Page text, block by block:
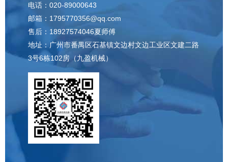
电话：020-89000643
邮箱：1795770356@qq.com
售后：18927574046夏师傅
地址：广州市番禺区石基镇文边村文边工业区文建二路
3号6栋102房（九盈机械）